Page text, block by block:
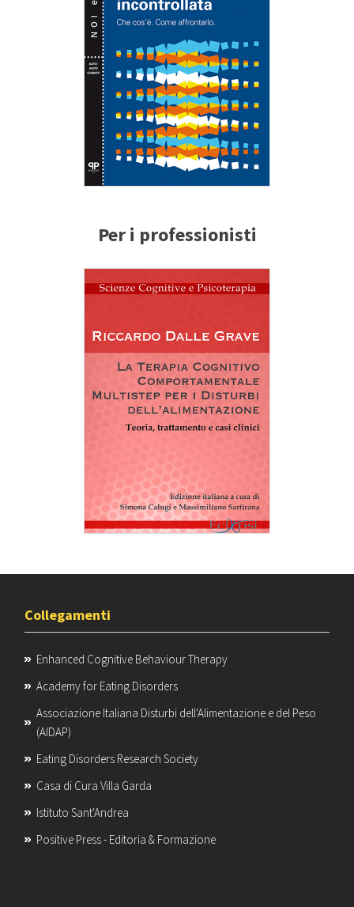
Per i professionisti
Collegamenti
Enhanced Cognitive Behaviour Therapy
Academy for Eating Disorders
Associazione Italiana Disturbi dell'Alimentazione e del Peso
(AIDAP)
Eating Disorders Research Society
Casa di Cura Villa Garda
Istituto Sant'Andrea
Positive Press - Editoria & Formazione